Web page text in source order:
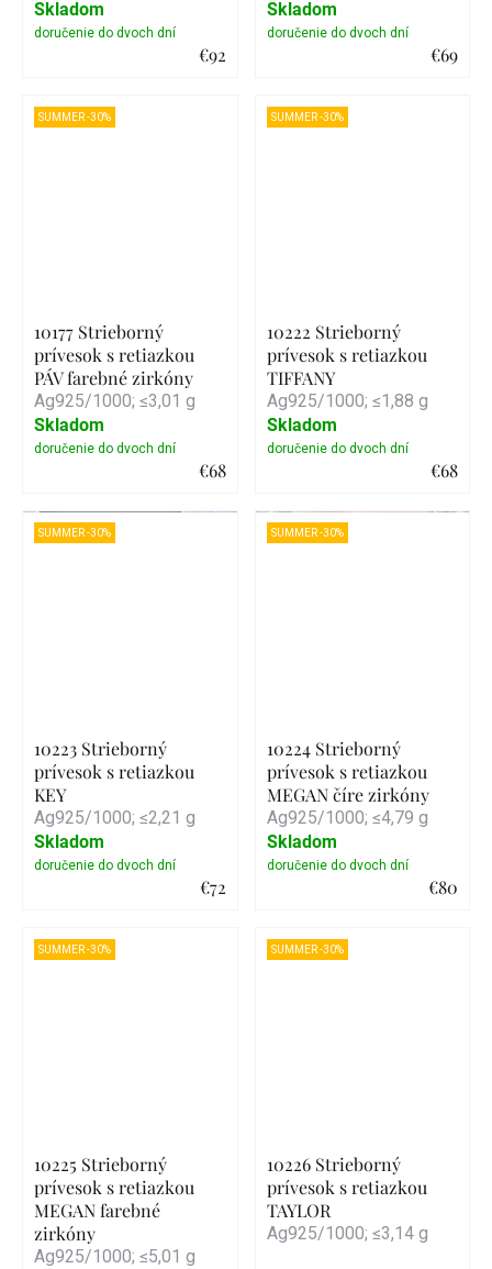
€92
Skladom
€69
Skladom
SUMMER -30%
10177 Strieborný
prívesok s retiazkou
PÁV farebné zirkóny
Ag925/1000; ≤3,01 g
€68
Detail
Skladom
SUMMER -30%
10222 Strieborný
prívesok s retiazkou
TIFFANY
Ag925/1000; ≤1,88 g
€68
Detail
Skladom
SUMMER -30%
10223 Strieborný
prívesok s retiazkou
KEY
Ag925/1000; ≤2,21 g
€72
Skladom
SUMMER -30%
10224 Strieborný
prívesok s retiazkou
MEGAN číre zirkóny
Ag925/1000; ≤4,79 g
€80
Skladom
SUMMER -30%
10225 Strieborný
prívesok s retiazkou
MEGAN farebné
zirkóny
Ag925/1000; ≤5,01 g
SUMMER -30%
10226 Strieborný
prívesok s retiazkou
TAYLOR
Ag925/1000; ≤3,14 g